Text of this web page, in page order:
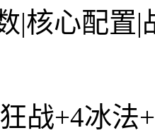
|核心配置|
战+4冰